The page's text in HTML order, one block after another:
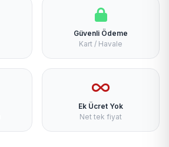
Güvenli Ödeme
Kart / Havale
Ek Ücret Yok
Net tek fiyat